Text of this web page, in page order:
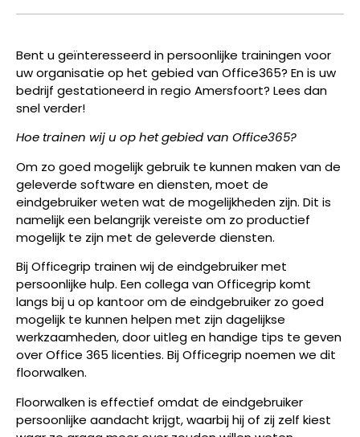
Bent u geïnteresseerd in persoonlijke trainingen voor
uw organisatie op het gebied van Office365? En is uw
bedrijf gestationeerd in regio Amersfoort? Lees dan
snel verder!
Hoe trainen wij u op het gebied van Office365?
Om zo goed mogelijk gebruik te kunnen maken van de
geleverde software en diensten, moet de
eindgebruiker weten wat de mogelijkheden zijn. Dit is
namelijk een belangrijk vereiste om zo productief
mogelijk te zijn met de geleverde diensten.
Bij Officegrip trainen wij de eindgebruiker met
persoonlijke hulp. Een collega van Officegrip komt
langs bij u op kantoor om de eindgebruiker zo goed
mogelijk te kunnen helpen met zijn dagelijkse
werkzaamheden, door uitleg en handige tips te geven
over Office 365 licenties. Bij Officegrip noemen we dit
floorwalken.
Floorwalken is effectief omdat de eindgebruiker
persoonlijke aandacht krijgt, waarbij hij of zij zelf kiest